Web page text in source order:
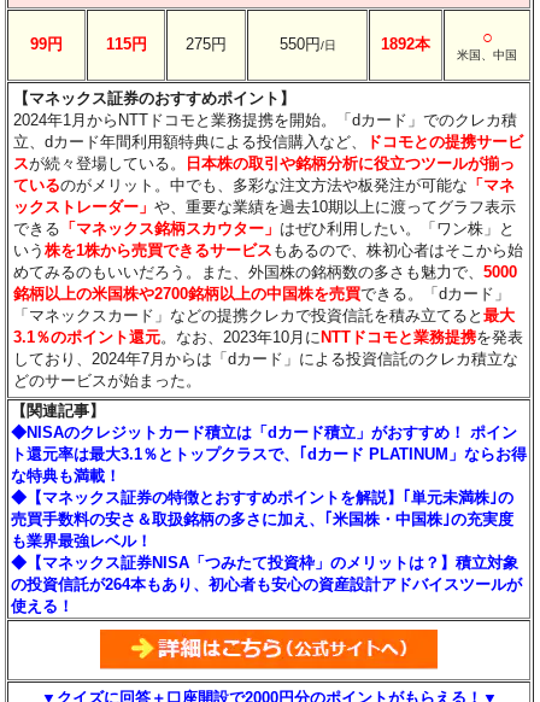
99円 115円 275円 550円/日 1892本 ○
米国、中国
【マネックス証券のおすすめポイント】
2024年1月からNTTドコモと業務提携を開始。「dカード」でのクレカ積
立、dカード年間利用額特典による投信購入など、
ドコモとの提携サービ
スが続々登場している。
日本株の取引や銘柄分析に役立つツールが揃っ
ているのがメリット。中でも、多彩な注文方法や板発注が可能な 「マネ
ックストレーダー」や、重要な業績を過去10期以上に渡ってグラフ表示
できる 「マネックス銘柄スカウター」 はぜひ利用したい。「ワン株」と
いう株を1株から売買できるサービス もあるので、株初心者はそこから始
めてみるのもいいだろう。また、外国株の銘柄数の多さも魅力で、5000
銘柄以上の米国株や2700銘柄以上の中国株を売買できる。「dカード」
「マネックスカード」などの提携クレカで投資信託を積み立てると最大
3.1％のポイント還元。なお、2023年10月に NTTドコモと業務提携を発表
しており、2024年7月からは「dカード」による投資信託のクレカ積立な
どのサービスが始まった。
【関連記事】
◆NISAのクレジットカード積立は「dカード積立」がおすすめ！ ポイン
ト還元率は最大3.1％とトップクラスで、｢dカード PLATINUM」ならお得
な特典も満載！
◆【マネックス証券の特徴とおすすめポイントを解説】｢単元未満株｣の
売買手数料の安さ＆取扱銘柄の多さに加え、｢米国株・中国株｣の充実度
も業界最強レベル！
◆【マネックス証券NISA「つみたて投資枠」のメリットは？】積立対象
の投資信託が264本もあり、初心者も安心の資産設計アドバイスツールが
使える！
▼クイズに回答＋口座開設で2000円分のポイントがもらえる！▼